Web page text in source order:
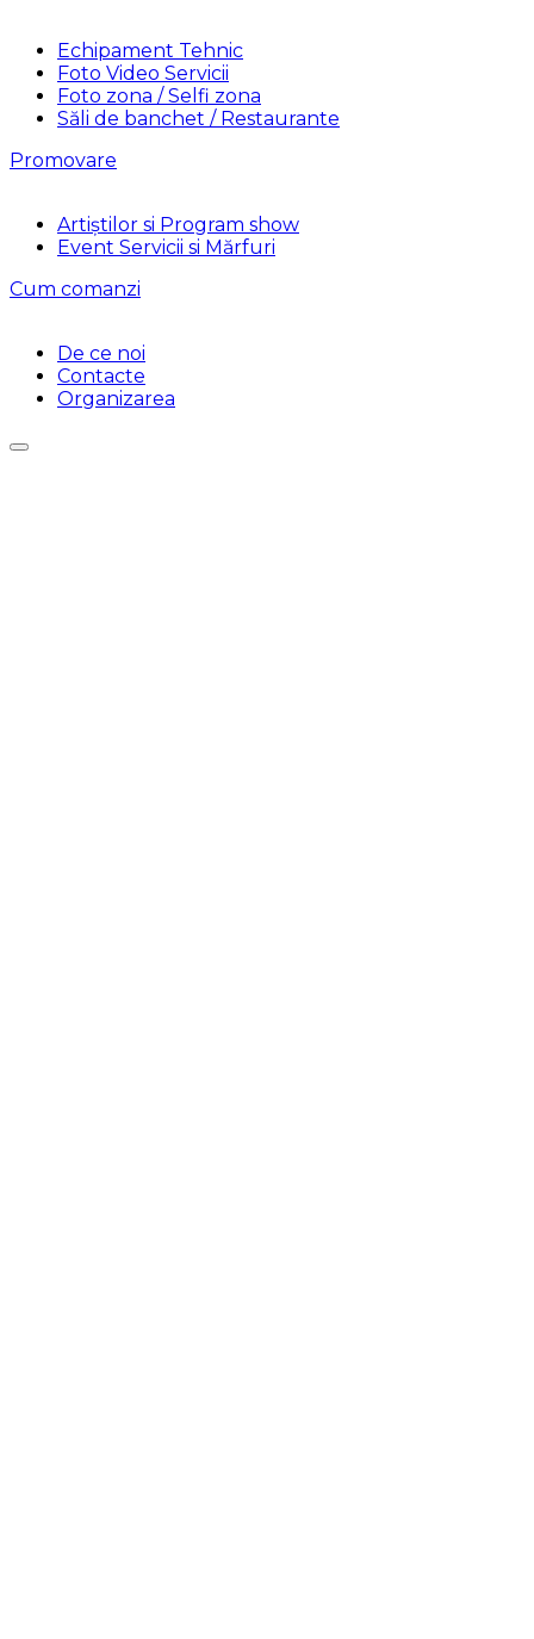
Echipament Tehnic
Foto Video Servicii
Foto zona / Selfi zona
Săli de banchet / Restaurante
Promovare
Artiștilor si Program show
Event Servicii si Mărfuri
Cum comanzi
De ce noi
Contacte
Organizarea